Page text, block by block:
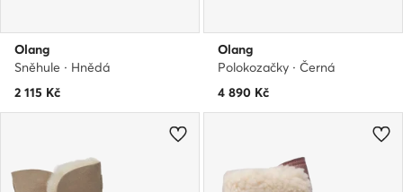
Olang
Sněhule · Hnědá
2 115 Kč
Olang
Polokozačky · Černá
4 890 Kč